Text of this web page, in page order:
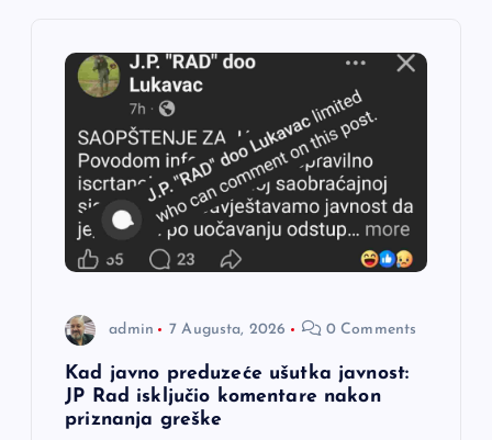
admin 7 Augusta, 2026 0 Comments
Kad javno preduzeće ušutka javnost:
JP Rad isključio komentare nakon
priznanja greške